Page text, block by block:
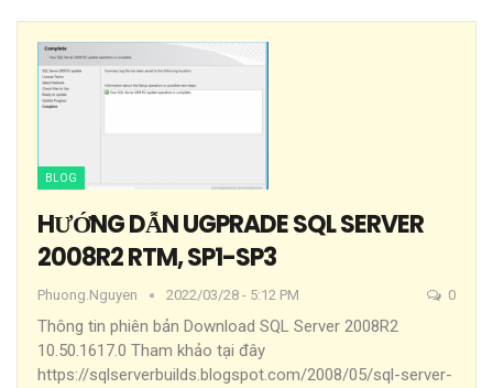
BLOG
HƯỚNG DẪN UGPRADE SQL SERVER
2008R2 RTM, SP1-SP3
Phuong.nguyen 2022/03/28 - 5:12 PM 0
Thông tin phiên bản Download SQL Server 2008R2
10.50.1617.0 Tham khảo tại đây
https://sqlserverbuilds.blogspot.com/2008/05/sql-server-